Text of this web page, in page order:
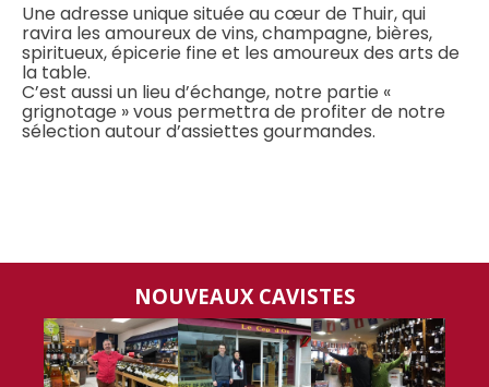
Une adresse unique située au cœur de Thuir, qui
ravira les amoureux de vins, champagne, bières,
spiritueux, épicerie fine et les amoureux des arts de
la table.
C’est aussi un lieu d’échange, notre partie «
grignotage » vous permettra de profiter de notre
sélection autour d’assiettes gourmandes.
NOUVEAUX CAVISTES